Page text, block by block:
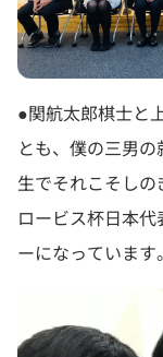
●関航太郎棋士と
とも、僕の三男
生でそれこそし
ロービス杯日本
ーになっています。